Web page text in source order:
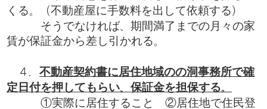
くる。（不動産屋に手数料を出して依頼する）
そうでなければ、期間満了までの月々の家
賃が保証金から差し引かれる。
４．不動産契約書に居住地域のの洞事務所で確
定日付を押してもらい、保証金を担保する。
①実際に居住すること ②居住地で住民登